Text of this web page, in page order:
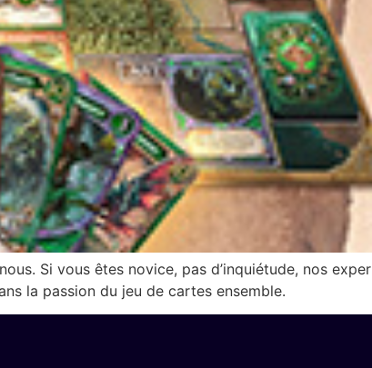
Si vous êtes novice, pas d’inquiétude, nos
la passion du jeu de cartes ensemble.